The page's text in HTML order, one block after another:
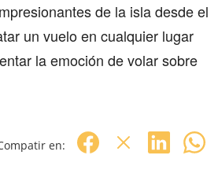
de la isla desde el
un vuelo en cualquier lugar
la emoción de volar sobre
en: